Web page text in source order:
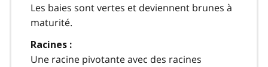
Les baies sont vertes et deviennent brunes à
maturité.
Racines :
Une racine pivotante avec des racines